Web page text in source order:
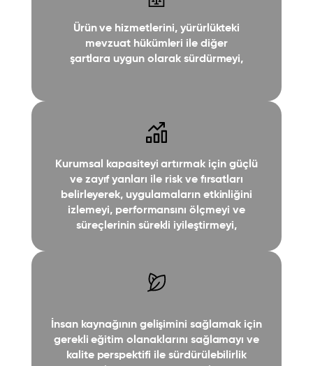
Ürün ve hizmetlerini, yürürlükteki
mevzuat hükümleri ile diğer
şartlara uygun olarak sürdürmeyi,
Kurumsal kapasiteyi artırmak için güçlü
ve zayıf yanları ile risk ve fırsatları
belirleyerek, uygulamaların etkinliğini
izlemeyi, performansını ölçmeyi ve
süreçlerinin sürekli iyileştirmeyi,
İnsan kaynağının gelişimini sağlamak için
gerekli eğitim olanaklarını sağlamayı ve
kalite perspektifi ile sürdürülebilirlik